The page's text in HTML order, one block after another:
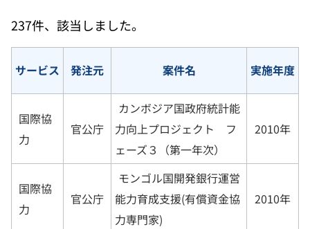
237件、該当しました。
サービス 発注元 案件名 実施年度
国際協
力
官公庁
カンボジア国政府統計能
力向上プロジェクト フ
ェーズ３（第一年次）
2010年
国際協
力
官公庁
モンゴル国開発銀行運営
能力育成支援(有償資金協
力専門家)
2010年